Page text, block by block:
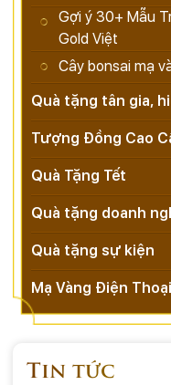
Gợi ý 30+ Mẫu
Gold Việt
Cây bonsai mạ
Quà tặng tân gia,
Tượng Đồng Cao
Quà Tặng Tết
Quà tặng doanh
Quà tặng sự kiện
Mạ Vàng Điện Thoại
Tin tức